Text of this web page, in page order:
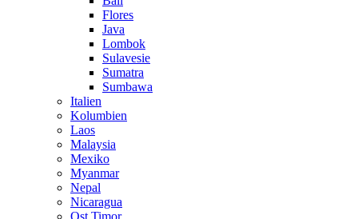
Flores
Java
Lombok
Sulavesie
Sumatra
Sumbawa
Italien
Kolumbien
Laos
Malaysia
Mexiko
Myanmar
Nepal
Nicaragua